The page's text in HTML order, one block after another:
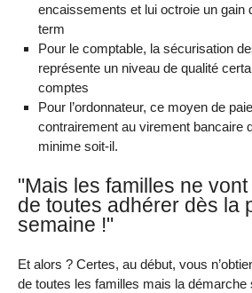
encaissements et lui octroie un gain
term
Pour le comptable, la sécurisation
représente un niveau de qualité
comptes
Pour l’ordonnateur, ce moyen de
contrairement au virement bancaire
minime soit-il.
"Mais les familles ne
de toutes adhérer dès la
semaine !"
Et alors ? Certes, au début, vous
de toutes les familles mais la démarche